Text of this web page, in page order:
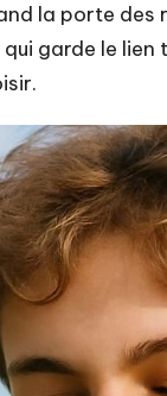
la porte
garde le